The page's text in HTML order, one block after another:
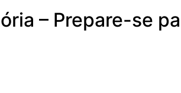
– Prepare-se